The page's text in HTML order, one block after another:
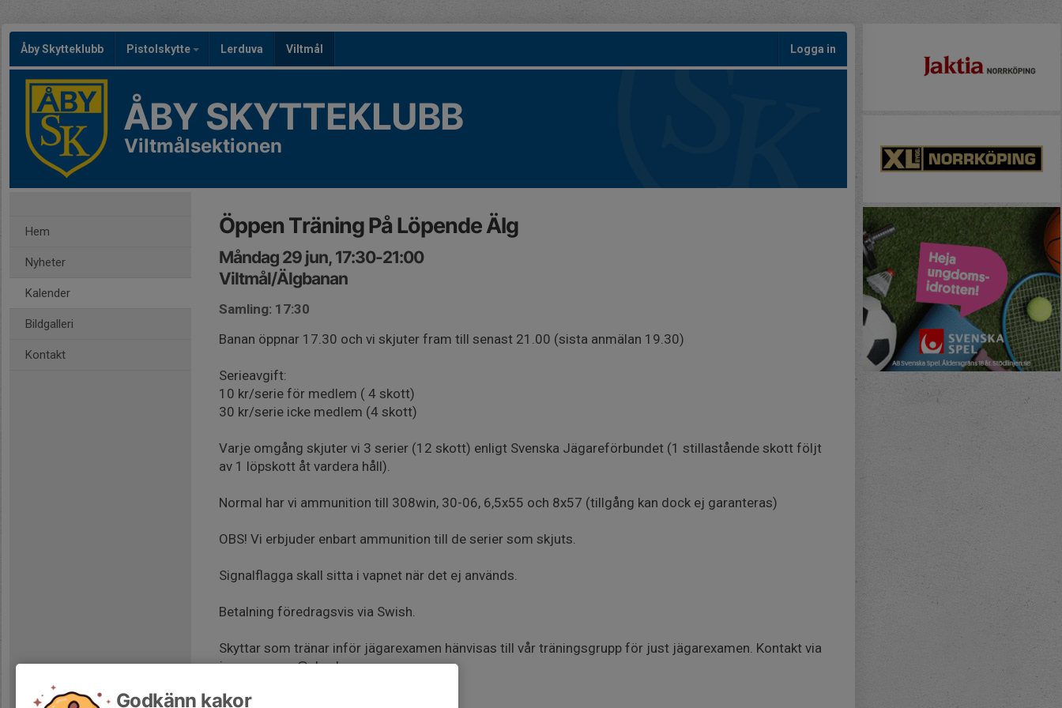
Åby Skytteklubb Pistolskytte Lerduva Viltmål Logga in
ÅBY SKYTTEKLUBB
Viltmålsektionen
Hem
Nyheter
Kalender
Bildgalleri
Kontakt
Öppen Träning På Löpende Älg
Måndag 29 jun, 17:30-21:00
Viltmål/Älgbanan
Samling: 17:30
Banan öppnar 17.30 och vi skjuter fram till senast 21.00 (sista anmälan 19.30)
Serieavgift:
10 kr/serie för medlem ( 4 skott)
30 kr/serie icke medlem (4 skott)
Varje omgång skjuter vi 3 serier (12 skott) enligt Svenska Jägareförbundet (1 stillastående skott följt
av 1 löpskott åt vardera håll).
Normal har vi ammunition till 308win, 30-06, 6,5x55 och 8x57 (tillgång kan dock ej garanteras)
OBS! Vi erbjuder enbart ammunition till de serier som skjuts.
Signalflagga skall sitta i vapnet när det ej används.
Betalning föredragsvis via Swish.
Skyttar som tränar inför jägarexamen hänvisas till vår träningsgrupp för just jägarexamen. Kontakt via
jagarexamen@abysk.se
Godkänn kakor